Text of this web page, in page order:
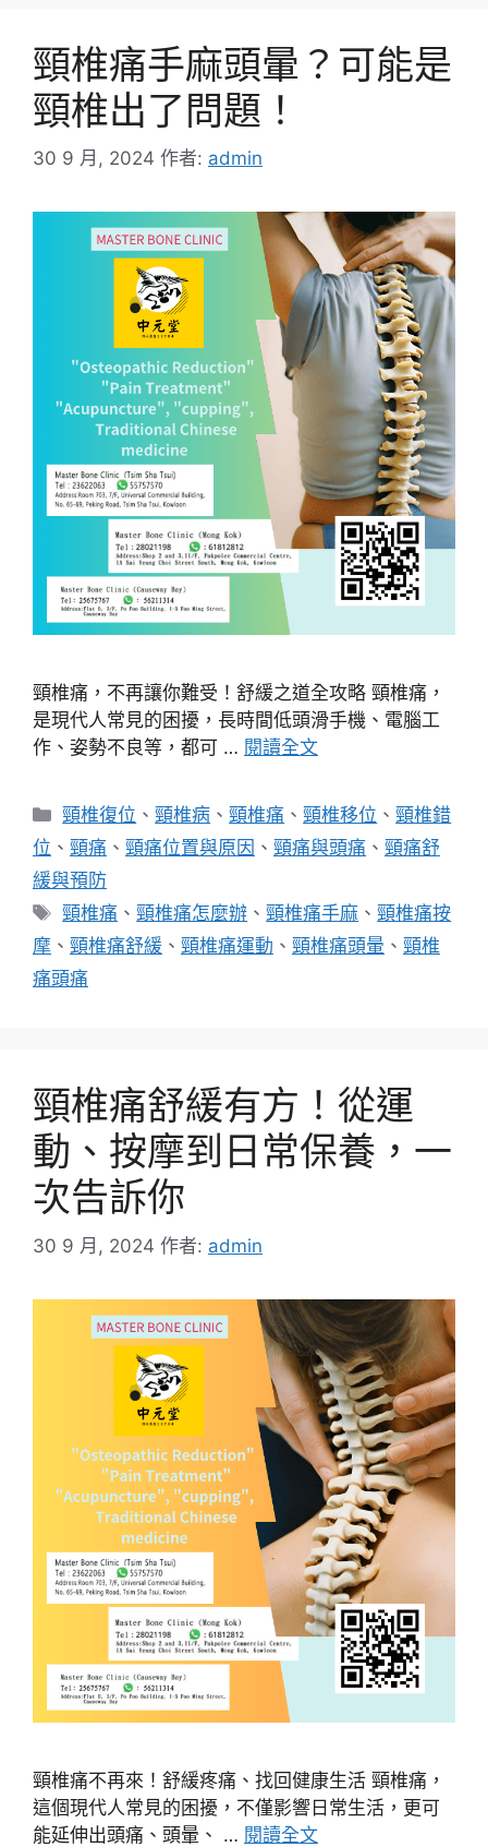
頸椎痛手麻頭暈？可能是
頸椎出了問題！
30 9 月, 2024 作者: admin
頸椎痛，不再讓你難受！舒緩之道全攻略 頸椎痛，
是現代人常見的困擾，長時間低頭滑手機、電腦工
作、姿勢不良等，都可 … 閱讀全文
分
類
頸椎復位 、頸椎病 、頸椎痛 、頸椎移位 、頸椎錯
位 、 頸痛 、 頸痛位置與原因 、 頸痛與頭痛 、 頸痛舒
緩與預防
標
籤
頸椎痛 、頸椎痛怎麼辦 、頸椎痛手麻 、頸椎痛按
摩 、 頸椎痛舒緩 、 頸椎痛運動 、 頸椎痛頭暈 、 頸椎
痛頭痛
頸椎痛舒緩有方！從運
動、按摩到日常保養，一
次告訴你
30 9 月, 2024 作者: admin
頸椎痛不再來！舒緩疼痛、找回健康生活 頸椎痛，
這個現代人常見的困擾，不僅影響日常生活，更可
能延伸出頭痛、頭暈、 … 閱讀全文